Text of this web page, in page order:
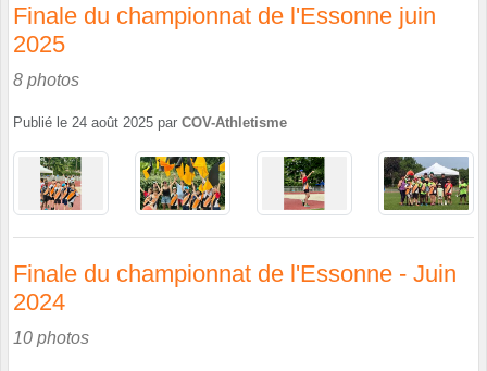
Finale du championnat de l'Essonne juin
2025
8 photos
Publié le 24 août 2025 par COV-Athletisme
Finale du championnat de l'Essonne - Juin
2024
10 photos